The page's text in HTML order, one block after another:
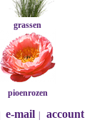
grassen
pioenrozen
e-mail account